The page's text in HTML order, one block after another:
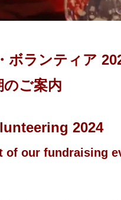
ボランティア
のご案内
2024
of our fundraising